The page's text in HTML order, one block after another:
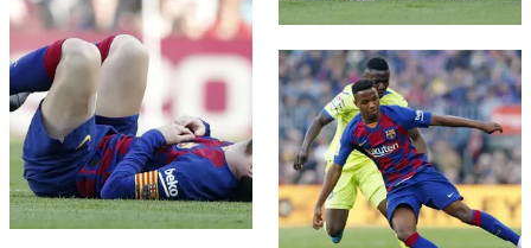
FC Barcelona club badge